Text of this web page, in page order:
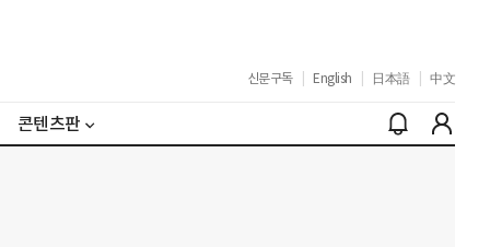
신문구독 English 日本語 中文
콘텐츠판